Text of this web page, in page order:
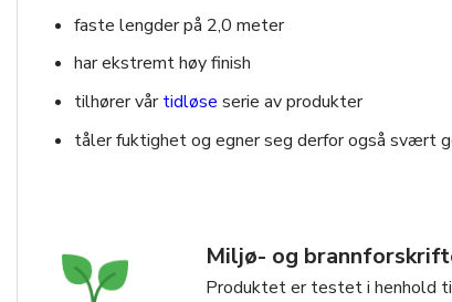
faste lengder på 2,0 meter
har ekstremt høy finish
tilhører vårtidløse serie av produkter
tåler fuktighet og egner seg derfor også svært
Miljø- og
Produktet er testet i henhold